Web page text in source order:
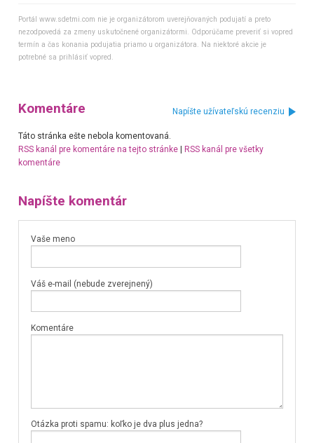
Portál www.sdetmi.com nie je organizátorom uverejňovaných podujatí a preto
nezodpovedá za zmeny uskutočnené organizátormi. Odporúčame preveriť si vopred
termín a čas konania podujatia priamo u organizátora. Na niektoré akcie je
potrebné sa prihlásiť vopred.
Komentáre Napíšte užívateľskú recenziu
Táto stránka ešte nebola komentovaná.
RSS kanál pre komentáre na tejto stránke|
RSS kanál pre všetky
komentáre
Napíšte komentár
Vaše meno
Váš e-mail (nebude zverejnený)
Komentáre
Otázka proti spamu: koľko je dva plus jedna?